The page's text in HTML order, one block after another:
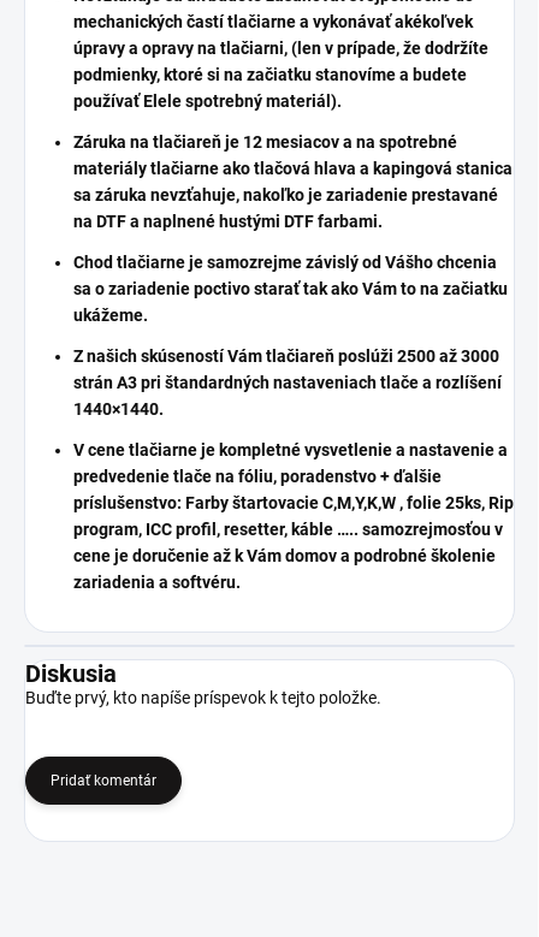
mechanických častí tlačiarne a vykonávať akékoľvek
úpravy a opravy na tlačiarni, (len v prípade, že dodržíte
podmienky, ktoré si na začiatku stanovíme a budete
používať Elele spotrebný materiál).
Záruka na tlačiareň je 12 mesiacov a na spotrebné
materiály tlačiarne ako tlačová hlava a kapingová stanica
sa záruka nevzťahuje, nakoľko je zariadenie prestavané
na DTF a naplnené hustými DTF farbami.
Chod tlačiarne je samozrejme závislý od Vášho chcenia
sa o zariadenie poctivo starať tak ako Vám to na začiatku
ukážeme.
Z našich skúseností Vám tlačiareň poslúži 2500 až 3000
strán A3 pri štandardných nastaveniach tlače a rozlíšení
1440×1440.
V cene tlačiarne je kompletné vysvetlenie a nastavenie a
predvedenie tlače na fóliu, poradenstvo + ďalšie
príslušenstvo: Farby štartovacie C,M,Y,K,W , folie 25ks, Rip
program, ICC profil, resetter, káble ….. samozrejmosťou v
cene je doručenie až k Vám domov a podrobné školenie
zariadenia a softvéru.
Diskusia
Buďte prvý, kto napíše príspevok k tejto položke.
Pridať komentár